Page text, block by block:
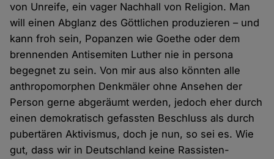
von Unreife, ein vager Nachhall von Religion. Man
will einen Abglanz des Göttlichen produzieren – und
kann froh sein, Popanzen wie Goethe oder dem
brennenden Antisemiten Luther nie in persona
begegnet zu sein. Von mir aus also könnten alle
anthropomorphen Denkmäler ohne Ansehen der
Person gerne abgeräumt werden, jedoch eher durch
einen demokratisch gefassten Beschluss als durch
pubertären Aktivismus, doch je nun, so sei es. Wie
gut, dass wir in Deutschland keine Rassisten-